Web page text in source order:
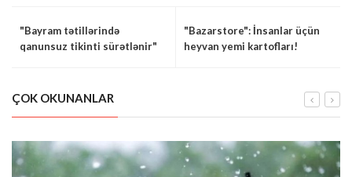
"Bayram tətillərində
qanunsuz tikinti sürətlənir"
"Bazarstore": İnsanlar üçün
heyvan yemi kartofları!
ÇOK OKUNANLAR